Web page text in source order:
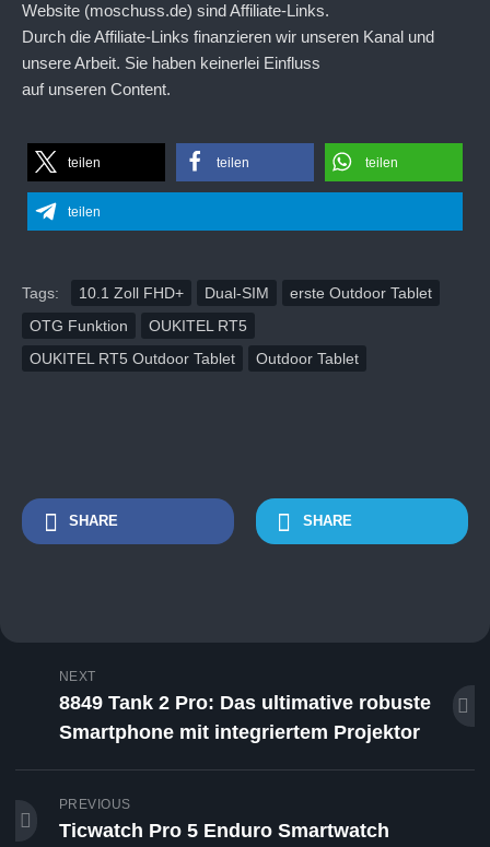
Website (moschuss.de) sind Affiliate-Links.
Durch die Affiliate-Links finanzieren wir unseren Kanal und
unsere Arbeit. Sie haben keinerlei Einfluss
auf unseren Content.
teilen teilen teilen
teilen
Tags: 10.1 Zoll FHD+ Dual-SIM
erste Outdoor Tablet
OTG Funktion
OUKITEL RT5
OUKITEL RT5 Outdoor Tablet
Outdoor Tablet
SHARE SHARE
NEXT
8849 Tank 2 Pro: Das ultimative robuste
Smartphone mit integriertem Projektor
PREVIOUS
Ticwatch Pro 5 Enduro Smartwatch